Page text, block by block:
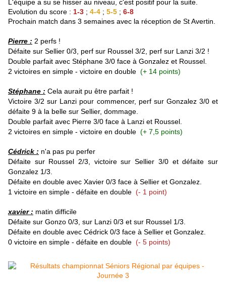
L'équipe a su se hisser au niveau, c'est positif pour la suite.
Evolution du score : 1-3 ; 4-4 ; 5-5 ; 6-8
Prochain match dans 3 semaines avec la réception de St Avertin.
Pierre : 2 perfs !
Défaite sur Sellier 0/3, perf sur Roussel 3/2, perf sur Lanzi 3/2 !
Double parfait avec Stéphane 3/0 face à Gonzalez et Roussel.
2 victoires en simple - victoire en double (+ 14 points)
Stéphane : Cela aurait pu être parfait !
Victoire 3/2 sur Lanzi pour commencer, perf sur Gonzalez 3/0 et
défaite 9 à la belle sur Sellier, dommage.
Double parfait avec Pierre 3/0 face à Lanzi et Roussel.
2 victoires en simple - victoire en double (+ 7,5 points)
Cédrick : n'a pas pu perfer
Défaite sur Roussel 2/3, victoire sur Sellier 3/0 et défaite sur
Gonzalez 1/3.
Défaite en double avec Xavier 0/3 face à Sellier et Gonzalez.
1 victoire en simple - défaite en double (- 1 point)
xavier : matin difficile
Défaite sur Gonzo 0/3, sur Lanzi 0/3 et sur Roussel 1/3.
Défaite en double avec Cédrick 0/3 face à Sellier et Gonzalez.
0 victoire en simple - défaite en double (- 5 points)